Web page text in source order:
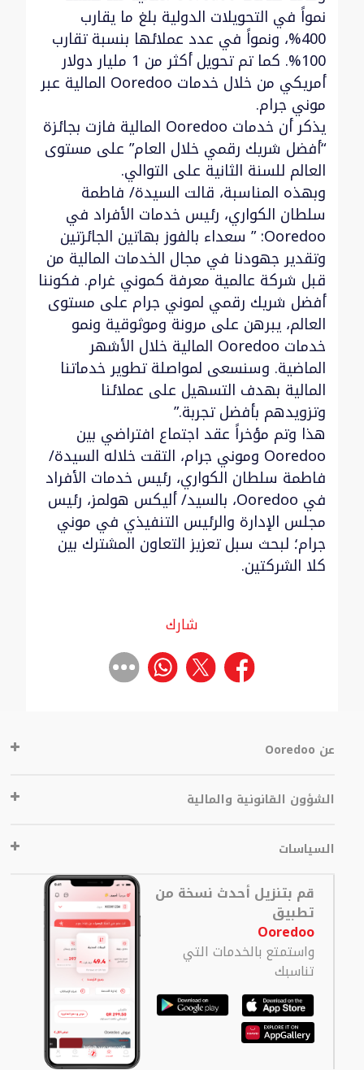
نمواً في التحويلات الدولية بلغ ما يقارب
400%، ونمواً في عدد عملائها بنسبة تقارب
100%. كما تم تحويل أكثر من 1 مليار دولار
أمريكي من خلال خدمات Ooredoo المالية عبر
موني جرام.
يذكر أن خدمات Ooredoo المالية فازت بجائزة
“أفضل شريك رقمي خلال العام” على مستوى
العالم للسنة الثانية على التوالي.
وبهذه المناسبة، قالت السيدة/ فاطمة
سلطان الكواري، رئيس خدمات الأفراد في
Ooredoo: ” سعداء بالفوز بهاتين الجائزتين
وتقدير جهودنا في مجال الخدمات المالية من
قبل شركة عالمية معرفة كموني غرام. فكوننا
أفضل شريك رقمي لموني جرام على مستوى
العالم، يبرهن على مرونة وموثوقية ونمو
خدمات Ooredoo المالية خلال الأشهر
الماضية. وسنسعى لمواصلة تطوير خدماتنا
المالية بهدف التسهيل على عملائنا
وتزويدهم بأفضل تجربة.”
هذا وتم مؤخراً عقد اجتماع افتراضي بين
Ooredoo وموني جرام، التقت خلاله السيدة/
فاطمة سلطان الكواري، رئيس خدمات الأفراد
في Ooredoo، بالسيد/ أليكس هولمز، رئيس
مجلس الإدارة والرئيس التنفيذي في موني
جرام؛ لبحث سبل تعزيز التعاون المشترك بين
كلا الشركتين.
شارك
عن Ooredoo
الشؤون القانونية والمالية
السياسات
قم بتنزيل أحدث نسخة من
تطبيق
Ooredoo
واستمتع بالخدمات التي
تناسبك